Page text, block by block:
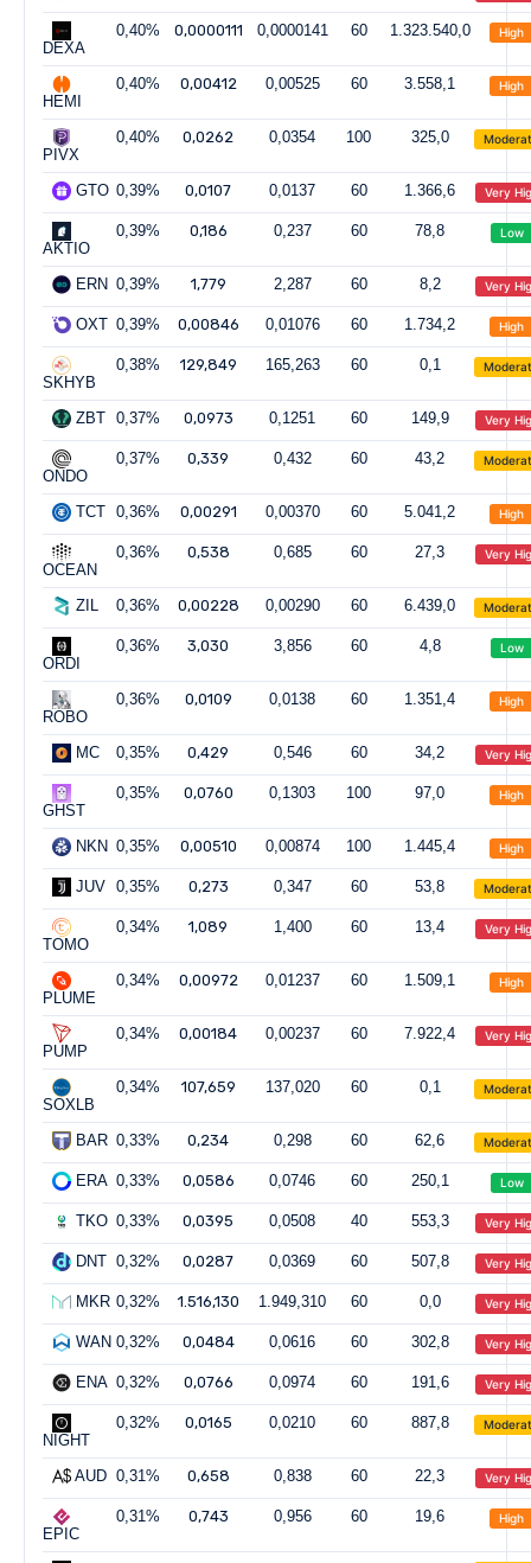
DEXA
0,40% 0,0000111 0,0000141 60 1.323.540,0 High
HEMI
0,40% 0,00412 0,00525 60 3.558,1 High
PIVX
0,40% 0,0262 0,0354 100 325,0
GTO 0,39% 0,0107 0,0137 60 1.366,6 Very
AKTIO
0,39% 0,186 0,237 60 78,8 Low
ERN 0,39% 1,779 2,287 60 8,2 Very
OXT 0,39% 0,00846 0,01076 60 1.734,2 High
SKHYB
0,38% 129,849 165,263 60 0,1
ZBT 0,37% 0,0973 0,1251 60 149,9 Very
ONDO
0,37% 0,339 0,432 60 43,2
TCT 0,36% 0,00291 0,00370 60 5.041,2 High
OCEAN
0,36% 0,538 0,685 60 27,3 Very
ZIL 0,36% 0,00228 0,00290 60 6.439,0
ORDI
0,36% 3,030 3,856 60 4,8 Low
ROBO
0,36% 0,0109 0,0138 60 1.351,4 High
MC 0,35% 0,429 0,546 60 34,2 Very
GHST
0,35% 0,0760 0,1303 100 97,0 High
NKN 0,35% 0,00510 0,00874 100 1.445,4 High
JUV 0,35% 0,273 0,347 60 53,8
TOMO
0,34% 1,089 1,400 60 13,4 Very
PLUME
0,34% 0,00972 0,01237 60 1.509,1 High
PUMP
0,34% 0,00184 0,00237 60 7.922,4 Very
SOXLB
0,34% 107,659 137,020 60 0,1
BAR 0,33% 0,234 0,298 60 62,6
ERA 0,33% 0,0586 0,0746 60 250,1 Low
TKO 0,33% 0,0395 0,0508 40 553,3 Very
DNT 0,32% 0,0287 0,0369 60 507,8 Very
MKR 0,32% 1.516,130 1.949,310 60 0,0 Very
WAN 0,32% 0,0484 0,0616 60 302,8 Very
ENA 0,32% 0,0766 0,0974 60 191,6 Very
NIGHT
0,32% 0,0165 0,0210 60 887,8
AUD 0,31% 0,658 0,838 60 22,3 Very
EPIC
0,31% 0,743 0,956 60 19,6 High